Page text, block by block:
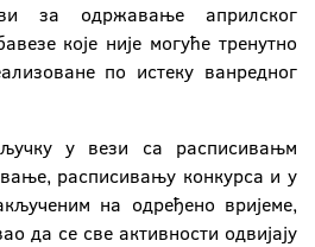
за одржавање априлског
које није могуће тренутно
по истеку ванредног
у вези са расписивањм
расписивању конкурса и у
на одређено вријеме,
да се све активности одвијају